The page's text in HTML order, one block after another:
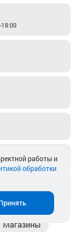
18:00
Магазины
работы и
обработки